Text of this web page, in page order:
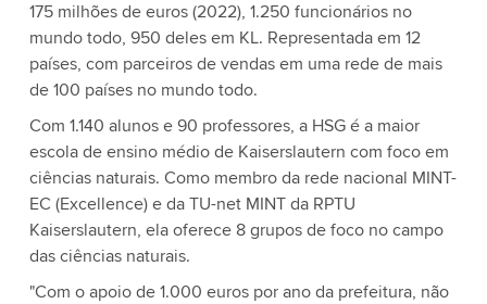
175 milhões de euros (2022), 1.250 funcionários no
mundo todo, 950 deles em KL. Representada em 12
países, com parceiros de vendas em uma rede de mais
de 100 países no mundo todo.
Com 1.140 alunos e 90 professores, a HSG é a maior
escola de ensino médio de Kaiserslautern com foco em
ciências naturais. Como membro da rede nacional MINT-
EC (Excellence) e da TU-net MINT da RPTU
Kaiserslautern, ela oferece 8 grupos de foco no campo
das ciências naturais.
"Com o apoio de 1.000 euros por ano da prefeitura, não